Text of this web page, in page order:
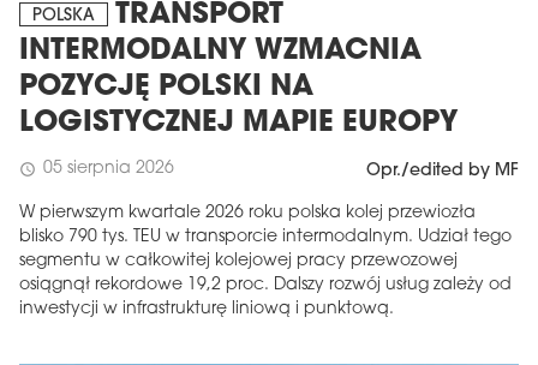
POLSKA
TRANSPORT
INTERMODALNY WZMACNIA
POZYCJĘ POLSKI NA
LOGISTYCZNEJ MAPIE EUROPY
schedule 05 sierpnia 2026 Opr./edited by MF
W pierwszym kwartale 2026 roku polska kolej przewiozła
blisko 790 tys. TEU w transporcie intermodalnym. Udział tego
segmentu w całkowitej kolejowej pracy przewozowej
osiągnął rekordowe 19,2 proc. Dalszy rozwój usług zależy od
inwestycji w infrastrukturę liniową i punktową.